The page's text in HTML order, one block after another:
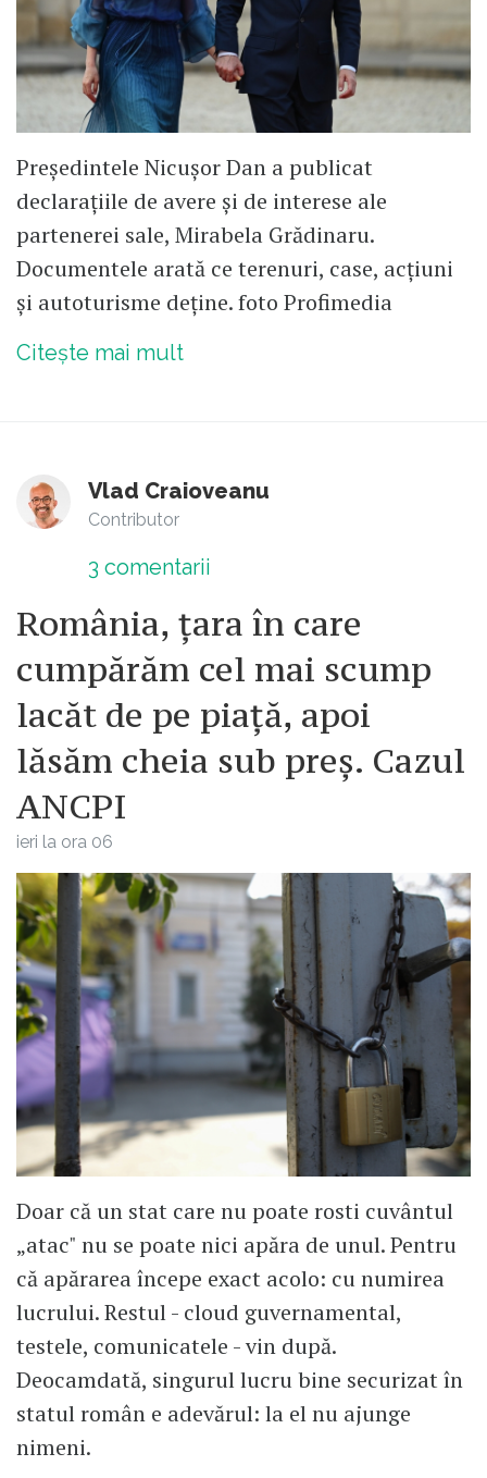
Președintele Nicușor Dan a publicat
declarațiile de avere și de interese ale
partenerei sale, Mirabela Grădinaru.
Documentele arată ce terenuri, case, acțiuni
și autoturisme deține. foto Profimedia
Citește mai mult
Vlad Craioveanu
Contributor
3 comentarii
România, țara în care
cumpărăm cel mai scump
lacăt de pe piață, apoi
lăsăm cheia sub preș. Cazul
ANCPI
ieri la ora 06
Doar că un stat care nu poate rosti cuvântul
„atac" nu se poate nici apăra de unul. Pentru
că apărarea începe exact acolo: cu numirea
lucrului. Restul - cloud guvernamental,
testele, comunicatele - vin după.
Deocamdată, singurul lucru bine securizat în
statul român e adevărul: la el nu ajunge
nimeni.